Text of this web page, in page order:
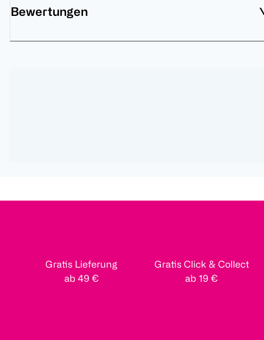
Bewertungen
Gratis Lieferung
ab 49 €
Gratis Click & Collect
ab 19 €